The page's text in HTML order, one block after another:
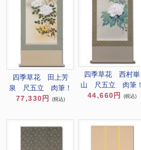
四季草花 田上芳
泉 尺五立 肉筆！
77,330円
(税込)
四季草花 西村崋
山 尺五立 肉筆！
44,660円
(税込)